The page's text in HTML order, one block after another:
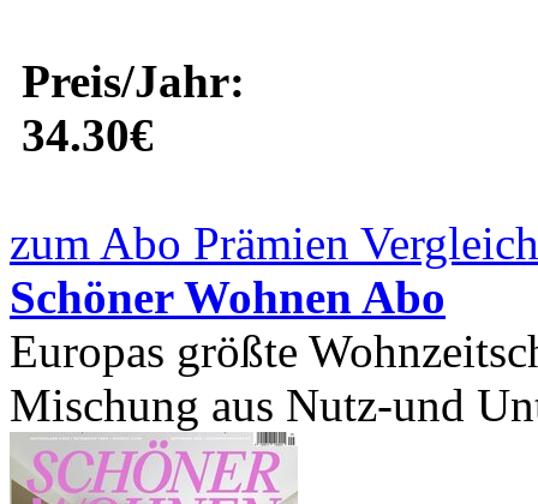
Preis/Jahr:
34.30€
zum Abo Prämien
Schöner Wohnen Abo
Europas größte
Mischung aus Nutz-und